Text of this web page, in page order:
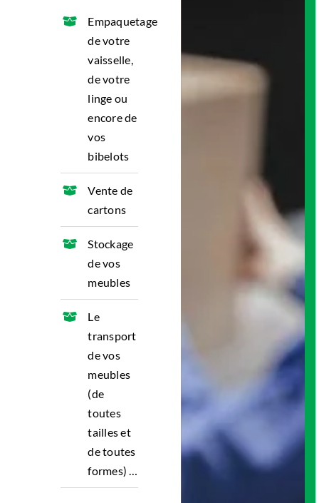
Empaquetage
de votre
vaisselle,
de votre
linge ou
encore de
vos
bibelots
Vente de
cartons
Stockage
de vos
meubles
Le
transport
de vos
meubles
(de
toutes
tailles et
de toutes
formes) …